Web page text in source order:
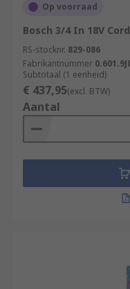
Op voorraad
Bosch 3/4 In 18V
RS-stocknr. 829-086
Fabrikantnummer
Subtotaal (1 eenheid)
€ 437,95(excl. BTW)
Aantal